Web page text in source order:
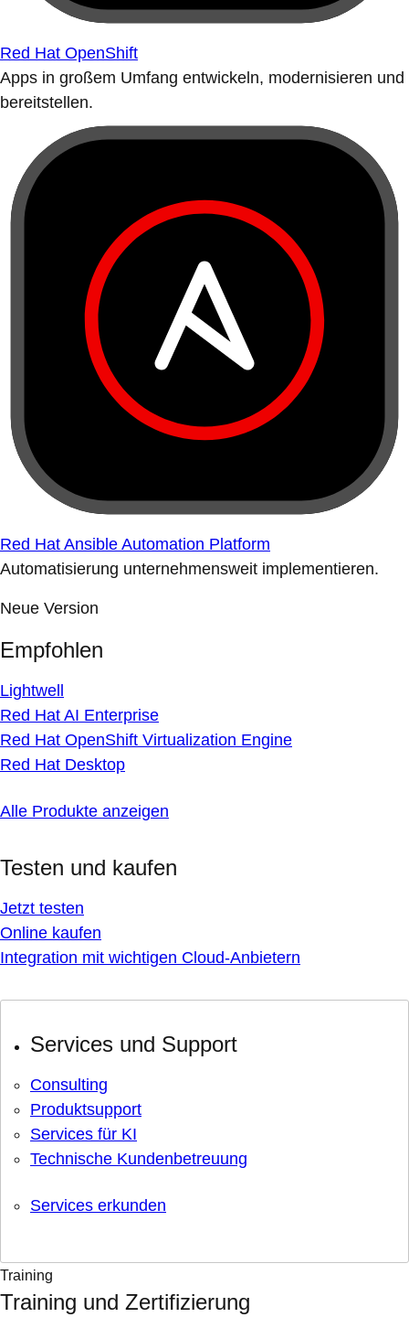
Red Hat OpenShift
Apps in großem Umfang entwickeln, modernisieren und
bereitstellen.
Red Hat Ansible Automation Platform
Automatisierung unternehmensweit implementieren.
Neue Version
Empfohlen
Lightwell
Red Hat AI Enterprise
Red Hat OpenShift Virtualization Engine
Red Hat Desktop
Alle Produkte anzeigen
Testen und kaufen
Jetzt testen
Online kaufen
Integration mit wichtigen Cloud-Anbietern
Services und Support
Consulting
Produktsupport
Services für KI
Technische Kundenbetreuung
Services erkunden
Training
Training und Zertifizierung